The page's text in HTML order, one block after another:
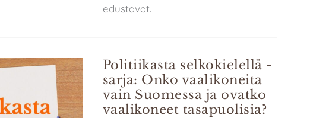
edustavat.
Politiikasta selkokielellä -
sarja: Onko vaalikoneita
vain Suomessa ja ovatko
vaalikoneet tasapuolisia?